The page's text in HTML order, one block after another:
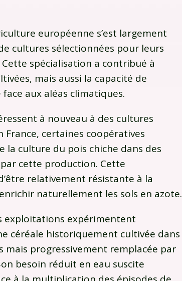
européenne s’est largement
cultures sélectionnées pour leurs
spécialisation a contribué à
mais aussi la capacité de
aux aléas climatiques.
à nouveau à des cultures
France, certaines coopératives
la culture du pois chiche dans des
cette production. Cette
relativement résistante à la
naturellement les sols en azote.
exploitations expérimentent
céréale historiquement cultivée dans
mais progressivement remplacée par
besoin réduit en eau suscite